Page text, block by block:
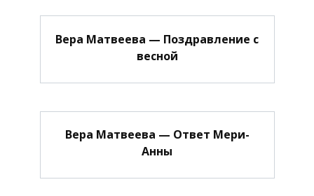
Вера Матвеева — Поздравление с
весной
Вера Матвеева — Ответ Мери-
Анны